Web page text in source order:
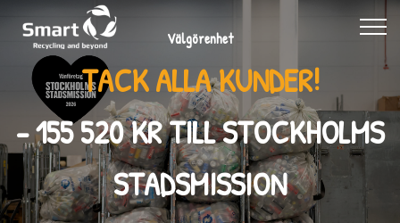
Välgörenhet
TACK ALLA KUNDER!
- 155 520 KR TILL STOCKHOLMS
STADSMISSION